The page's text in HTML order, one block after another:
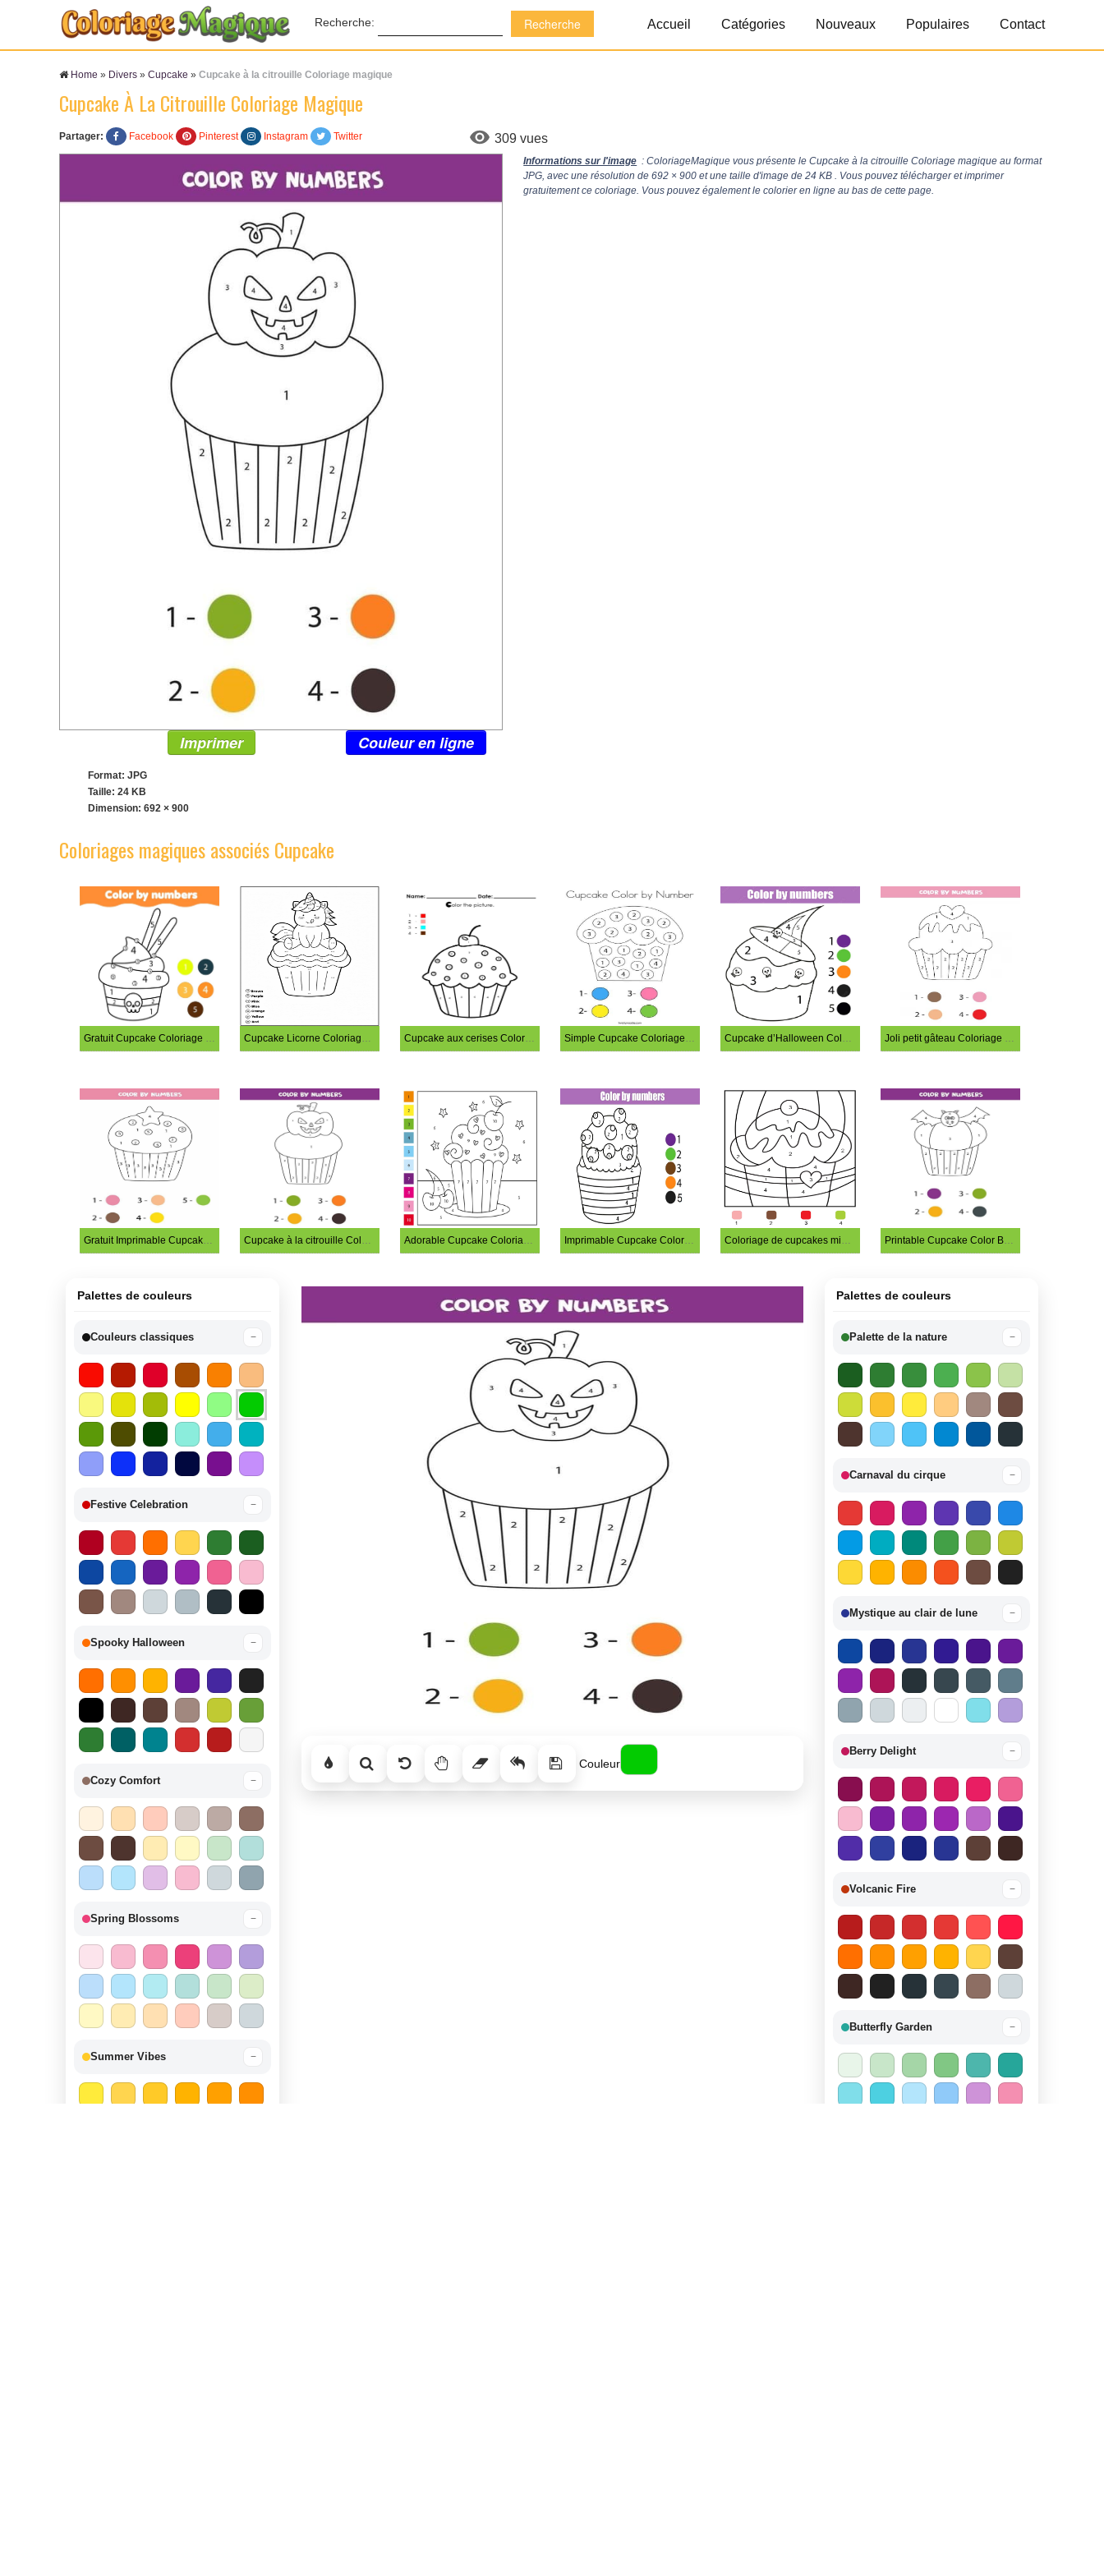
Recherche: Accueil Catégories Nouveaux Populaires Contact
Home » Divers » Cupcake » Cupcake à la citrouille Coloriage magique
Cupcake À La Citrouille Coloriage Magique
Partager: Facebook Pinterest Instagram Twitter 309 vues
Informations sur l'image : ColoriageMagique vous présente le Cupcake à la citrouille Coloriage magique au format
JPG, avec une résolution de692 × 900 et une taille d'image de 24 KB . Vous pouvez télécharger et imprimer
gratuitement ce coloriage. Vous pouvez également le colorier en ligne au bas de cette page.
Imprimer Couleur en ligne
Format: JPG
Taille: 24 KB
Dimension: 692 × 900
Coloriages magiques associés Cupcake
Gratuit Cupcake Coloriage magique Cupcake Licorne Coloriage magique Cupcake aux cerises Coloriage magique Simple Cupcake Coloriage magique Cupcake d’Halloween Coloriage magique Joli petit gâteau Coloriage magique
Gratuit Imprimable Cupcake Coloriage magique Cupcake à la citrouille Coloriage magique Adorable Cupcake Coloriage magique Imprimable Cupcake Coloriage magique Coloriage de cupcakes mignons par numéros Printable Cupcake Color By Number
Palettes de couleurs
Couleurs classiques −
Festive Celebration −
Spooky Halloween −
Cozy Comfort −
Spring Blossoms −
Summer Vibes −
Couleur
Palettes de couleurs
Palette de la nature −
Carnaval du cirque −
Mystique au clair de lune −
Berry Delight −
Volcanic Fire −
Butterfly Garden −